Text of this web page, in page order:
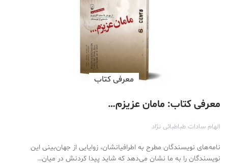
معرفی کتاب
معرفی کتاب: مامان عزیزم…
الهام سادات طباطبائی نژاد
نامه‌های نویسندگان مطرح به اطرافیانشان، زوایایی از جهان‌بینی این
نویسندگان را به ما نشان می‌دهد که شاید پیدا کردنش در میان…